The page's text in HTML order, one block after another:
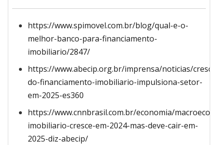
https://www.spimovel.com.br/blog/qual-e-o-
melhor-banco-para-financiamento-
imobiliario/2847/
https://www.abecip.org.br/imprensa/noticias/
do-financiamento-imobiliario-impulsiona-setor-
em-2025-es360
https://www.cnnbrasil.com.br/economia/
imobiliario-cresce-em-2024-mas-deve-cair-em-
2025-diz-abecip/